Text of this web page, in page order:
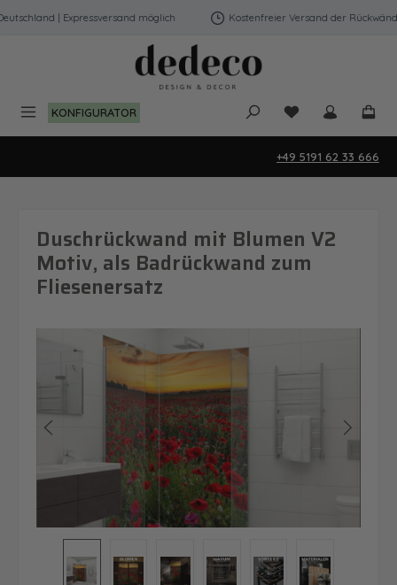
Zum Hauptinhalt springen
| Expressversand möglich Kostenfreier Versand der Rückwände
KONFIGURATOR Du hast 0
+49 5191 62 33 666
Duschrückwand mit Blumen V2
Motiv, als Badrückwand zum
Fliesenersatz
Bildergalerie überspringen